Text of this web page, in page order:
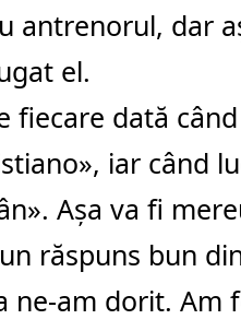
antrenorul, dar
el.
fiecare dată
iar când
Aşa va fi
răspuns bun
ne-am dorit. Am